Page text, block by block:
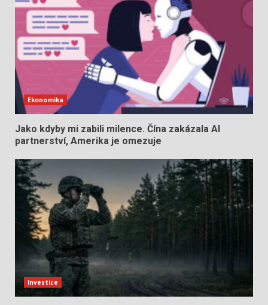
Ekonomika
Jako kdyby mi zabili milence. Čína zakázala AI
partnerství, Amerika je omezuje
Investice